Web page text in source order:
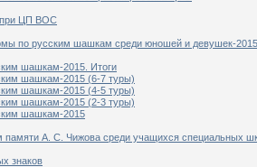
при ЦП ВОС
по русским шашкам среди юношей и девушек-
шашкам-2015. Итоги
шашкам-2015 (6-7 туры)
шашкам-2015 (4-5 туры)
шашкам-2015 (2-3 туры)
шашкам-2015
А. С. Чижова среди учащихся специальных
знаков